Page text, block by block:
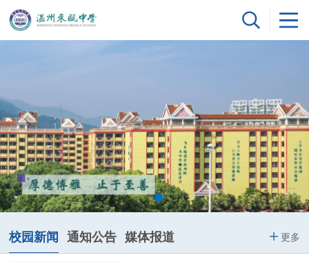
校园新闻 通知公告 媒体报道 更多